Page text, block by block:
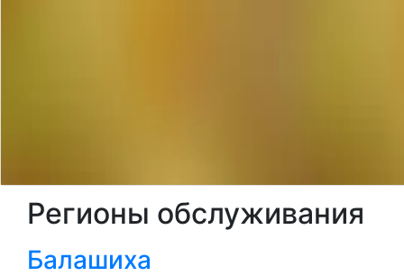
Регионы обслуживания
Балашиха